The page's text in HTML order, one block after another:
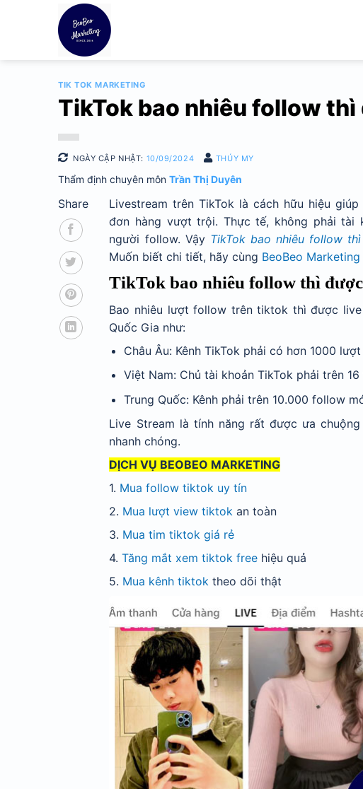
TIK TOK MARKETING
TikTok bao nhiêu follow
NGÀY CẬP NHẬT: 10/09/2024 THÚY MY
Thẩm định chuyên môn Trần Thị Duyên
Share
Livestream trên TikTok là cách hữu hiệu
đơn hàng vượt trội. Thực tế, không phải tài
người follow. Vậy TikTok bao nhiêu follow
Muốn biết chi tiết, hãy cùng BeoBeo
TikTok bao nhiêu follow thì
Bao nhiêu lượt follow trên tiktok thì được
Quốc Gia như:
Châu Âu: Kênh TikTok phải có hơn 1000
Việt Nam: Chủ tài khoản TikTok phải trên
Trung Quốc: Kênh phải trên 10.000 follow
Live Stream là tính năng rất được ưa
nhanh chóng.
DỊCH VỤ BEOBEO MARKETING
1. Mua follow tiktok uy tín
2. Mua lượt view tiktok an toàn
3. Mua tim tiktok giá rẻ
4.Tăng mắt xem tiktok free hiệu quả
5. Mua kênh tiktok theo dõi thật